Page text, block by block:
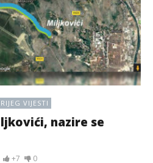
VIJESTI
nazire se
+7 0